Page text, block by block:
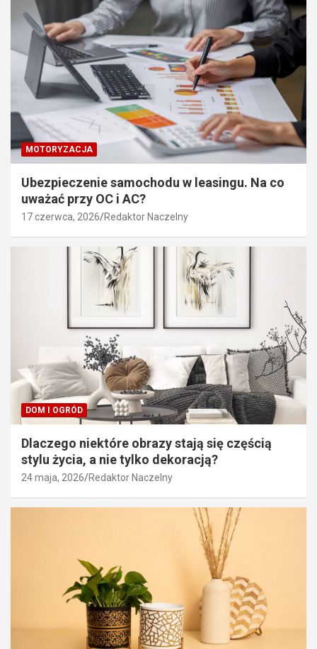
MOTORYZACJA
Ubezpieczenie samochodu w leasingu. Na co
uważać przy OC i AC?
17 czerwca, 2026 Redaktor Naczelny
DOM I OGRÓD
Dlaczego niektóre obrazy stają się częścią
stylu życia, a nie tylko dekoracją?
24 maja, 2026 Redaktor Naczelny